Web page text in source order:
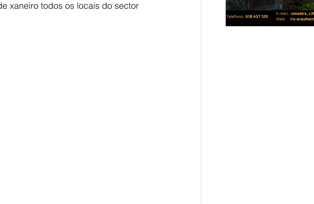
xaneiro todos os locais do sector